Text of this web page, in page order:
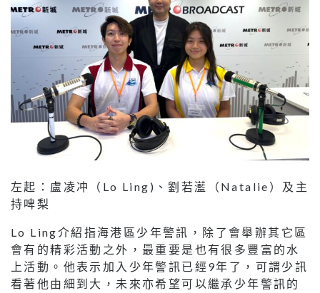
左起：盧凌冲（Lo Ling)、劉若灆（Natalie）及主
持啤梨
Lo Ling介紹指海港區少年警訊，除了會舉辦其它區
會有的精彩活動之外，最重要是也有很多豐富的水
上活動。他表示加入少年警訊已經9年了，可謂少訊
看著他由細到大，未來亦希望可以繼承少年警訊的